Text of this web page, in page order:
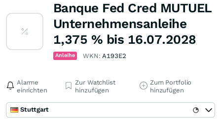
Banque Fed Cred MUTUEL
Unternehmensanleihe
1,375 % bis 16.07.2028
Anleihe WKN:A193E2
Alarme
einrichten
Zur Watchlist
hinzufügen
Zum Portfolio
hinzufügen
Stuttgart